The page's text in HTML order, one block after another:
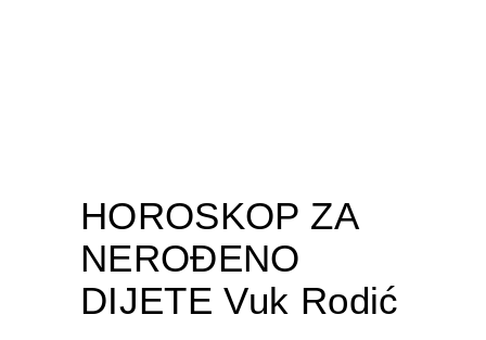
HOROSKOP ZA
NEROĐENO
DIJETE Vuk Rodić